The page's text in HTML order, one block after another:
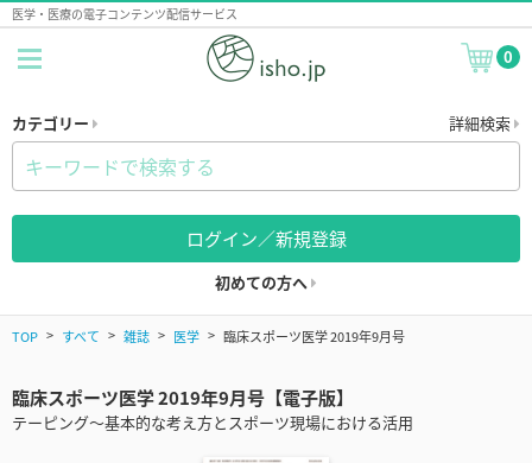
医学・医療の電子コンテンツ配信サービス
0
カテゴリー 詳細検索
ログイン／新規登録
初めての方へ
TOP すべて 雑誌 医学 臨床スポーツ医学 2019年9月号
臨床スポーツ医学 2019年9月号【電子版】
テーピング～基本的な考え方とスポーツ現場における活用